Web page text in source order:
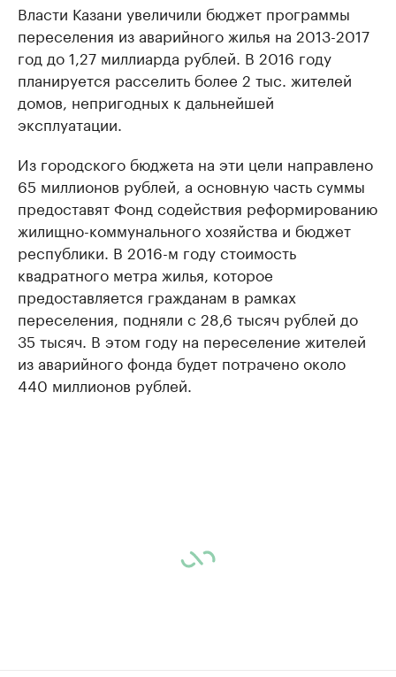
Власти Казани увеличили бюджет программы
переселения из аварийного жилья на 2013-2017
год до 1,27 миллиарда рублей. В 2016 году
планируется расселить более 2 тыс. жителей
домов, непригодных к дальнейшей
эксплуатации.
Из городского бюджета на эти цели направлено
65 миллионов рублей, а основную часть суммы
предоставят Фонд содействия реформированию
жилищно-коммунального хозяйства и бюджет
республики. В 2016-м году стоимость
квадратного метра жилья, которое
предоставляется гражданам в рамках
переселения, подняли с 28,6 тысяч рублей до
35 тысяч. В этом году на переселение жителей
из аварийного фонда будет потрачено около
440 миллионов рублей.